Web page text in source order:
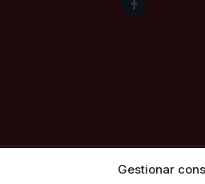
Gestionar
inscripción 1ª, fecha 02/06/2025, con